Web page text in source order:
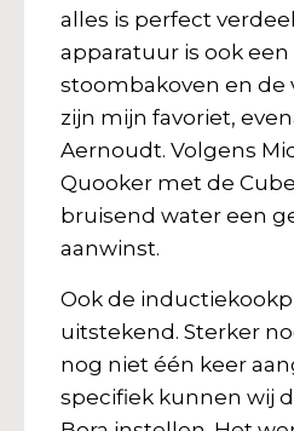
alles is perfect
apparatuur is ook een
stoombakoven en de
zijn mijn favoriet,
Aernoudt. Volgens
Quooker met de
bruisend water een
aanwinst.
Ook de
uitstekend. Sterker
nog niet één keer
specifiek kunnen wij